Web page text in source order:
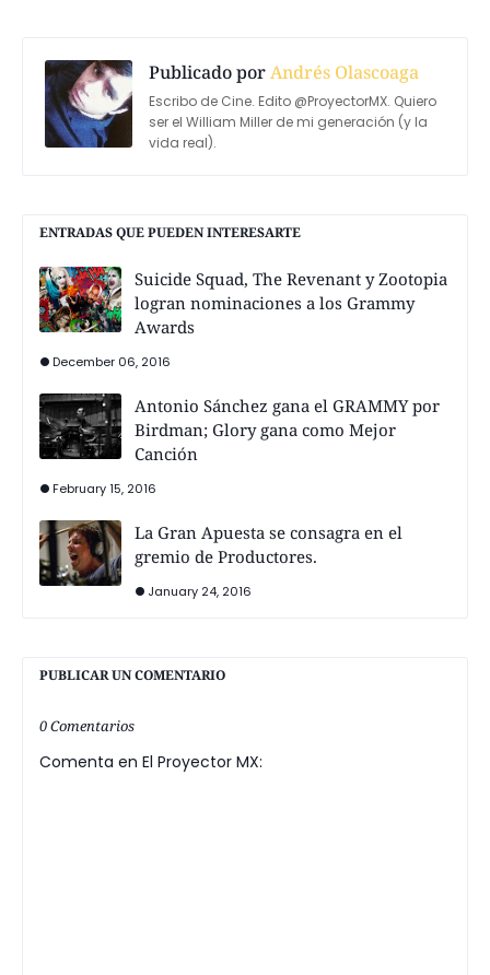
Publicado porAndrés Olascoaga
Escribo de Cine. Edito @ProyectorMX. Quiero
ser el William Miller de mi generación (y la
vida real).
ENTRADAS QUE PUEDEN INTERESARTE
Suicide Squad, The Revenant y Zootopia
logran nominaciones a los Grammy
Awards
December 06, 2016
Antonio Sánchez gana el GRAMMY por
Birdman; Glory gana como Mejor
Canción
February 15, 2016
La Gran Apuesta se consagra en el
gremio de Productores.
January 24, 2016
PUBLICAR UN COMENTARIO
0 Comentarios
Comenta en El Proyector MX: